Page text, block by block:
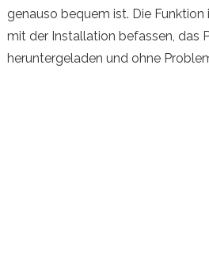
genauso bequem ist. Die
mit der Installation befassen, das
heruntergeladen und ohne